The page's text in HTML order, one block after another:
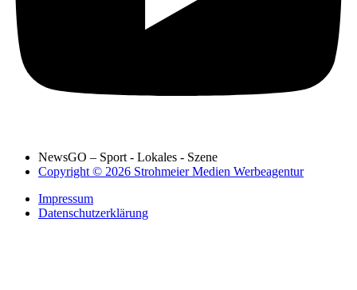
NewsGO – Sport - Lokales - Szene
Copyright © 2026 Strohmeier Medien Werbeagentur
Impressum
Datenschutzerklärung